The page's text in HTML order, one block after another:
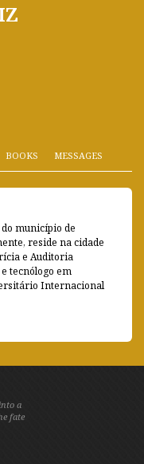
BOOKS MESSAGES
município de
reside na cidade
e Auditoria
tecnólogo em
Internacional
a
fate